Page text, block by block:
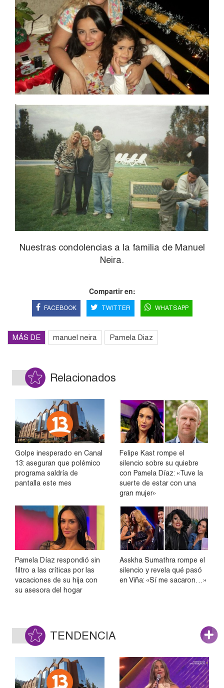
Nuestras condolencias a la familia de Manuel
Neira.
Compartir en:
FACEBOOK TWITTER WHATSAPP
MÁS DE manuel neira Pamela Diaz
Relacionados
Golpe inesperado en Canal
13: aseguran que polémico
programa saldría de
pantalla este mes
Felipe Kast rompe el
silencio sobre su quiebre
con Pamela Díaz: «Tuve la
suerte de estar con una
gran mujer»
Pamela Díaz respondió sin
filtro a las críticas por las
vacaciones de su hija con
su asesora del hogar
Asskha Sumathra rompe el
silencio y revela qué pasó
en Viña: «Sí me sacaron…»
TENDENCIA